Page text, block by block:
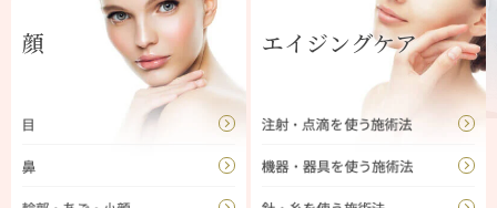
顔 エイジングケア